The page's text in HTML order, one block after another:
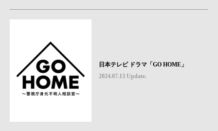
日本テレビ ドラマ「GO HOME」
2024.07.13 Update.